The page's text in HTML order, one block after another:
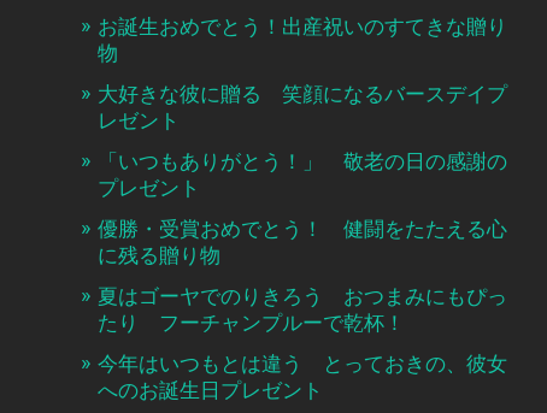
お誕生おめでとう！出産祝いのすてきな贈り
物
大好きな彼に贈る 笑顔になるバースデイプ
レゼント
「いつもありがとう！」 敬老の日の感謝の
プレゼント
優勝・受賞おめでとう！ 健闘をたたえる心
に残る贈り物
夏はゴーヤでのりきろう おつまみにもぴっ
たり フーチャンプルーで乾杯！
今年はいつもとは違う とっておきの、彼女
へのお誕生日プレゼント